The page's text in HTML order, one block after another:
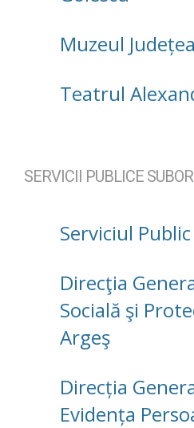
Muzeul
Teatrul
SERVICII PUBLICE
Serviciul
Direcţia
Socială şi
Argeş
Direcția
Evidența